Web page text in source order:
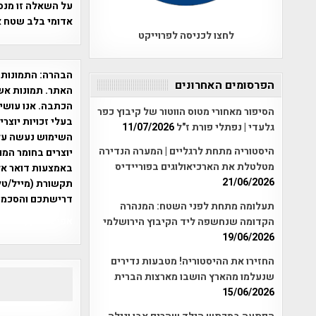
על השאלה זו
אדומי בלב שטח
הבהרה:
האתר. תמונות
הכתבה. אנו
בעלי זכויות
יוצרים בחומר
תקשורת (מייל/
דרישתכם
לחצו לכניסה לפרוייקט
הפרסומים האחרונים
הסיפור מאחורי מטוס הווטור של קיבוץ כפר
גלעדי | נפתלי פורת ז"ל11/07/2026
היסטוריה מתחת לרגליים | המערה הנדירה
מטלטלת את הארכיאולוגים בפוריידיס
21/06/2026
תעלומה מתחת לפני השטח: המנהרה
הקדומה שנחשפה ליד הקיבוץ הירושלמי
19/06/2026
החזירו את ההיסטוריה! מטבעות נדירים
שנעלמו מהארץ הושבו מארצות הברית
15/06/2026